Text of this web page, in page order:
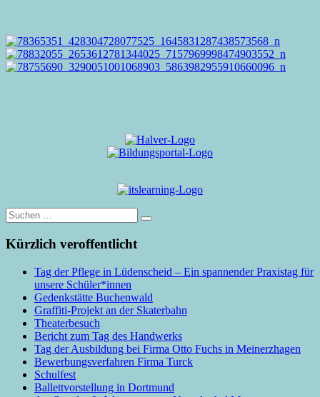
Suche
nach:
Kürzlich veroffentlicht
Tag der Pflege in Lüdenscheid – Ein spannender Praxistag für
unsere Schüler*innen
Gedenkstätte Buchenwald
Graffiti-Projekt an der Skaterbahn
Theaterbesuch
Bericht zum Tag des Handwerks
Tag der Ausbildung bei Firma Otto Fuchs in Meinerzhagen
Bewerbungsverfahren Firma Turck
Schulfest
Ballettvorstellung in Dortmund